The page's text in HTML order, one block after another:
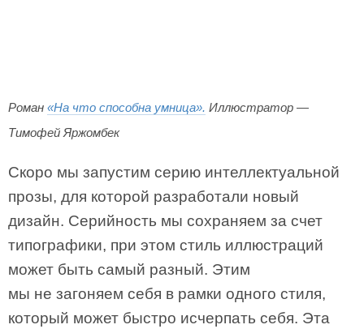
Роман «На что способна умница». Иллюстратор —
Тимофей Яржомбек
Скоро мы запустим серию интеллектуальной
прозы, для которой разработали новый
дизайн. Серийность мы сохраняем за счет
типографики, при этом стиль иллюстраций
может быть самый разный. Этим
мы не загоняем себя в рамки одного стиля,
который может быстро исчерпать себя. Эта